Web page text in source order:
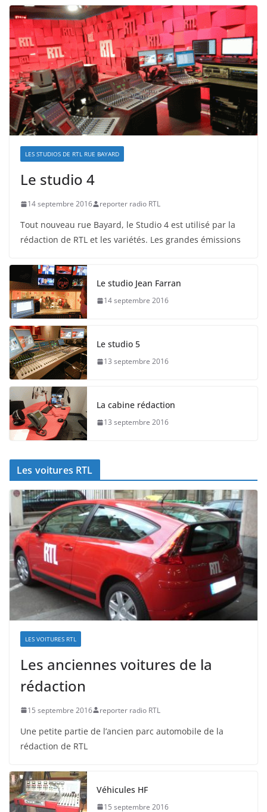
LES STUDIOS DE RTL RUE BAYARD
Le studio 4
14 septembre 2016 reporter radio RTL
Tout nouveau rue Bayard, le Studio 4 est utilisé par la
rédaction de RTL et les variétés. Les grandes émissions
Le studio Jean Farran
14 septembre 2016
Le studio 5
13 septembre 2016
La cabine rédaction
13 septembre 2016
Les voitures RTL
LES VOITURES RTL
Les anciennes voitures de la
rédaction
15 septembre 2016 reporter radio RTL
Une petite partie de l’ancien parc automobile de la
rédaction de RTL
Véhicules HF
15 septembre 2016